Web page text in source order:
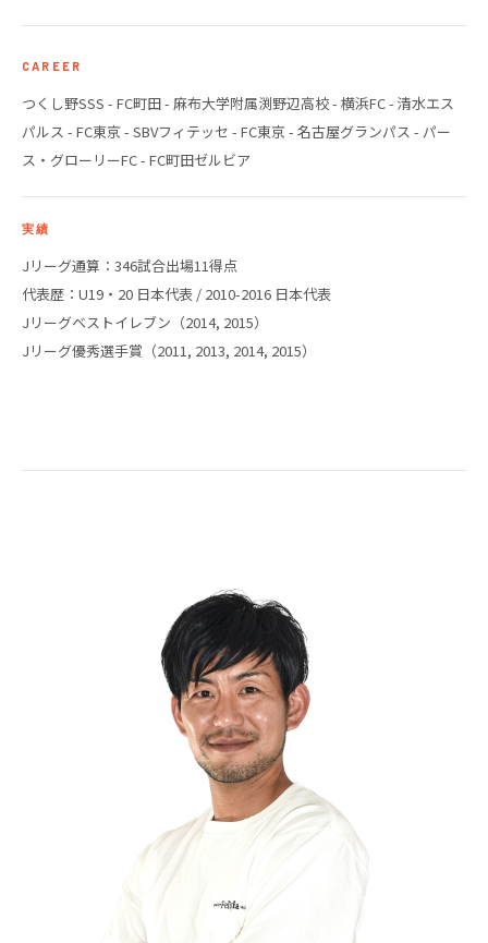
CAREER
つくし野SSS - FC町田 - 麻布大学附属渕野辺高校 - 横浜FC - 清水エス
パルス - FC東京 - SBVフィテッセ - FC東京 - 名古屋グランパス - パー
ス・グローリーFC - FC町田ゼルビア
実績
Jリーグ通算：346試合出場11得点
代表歴：U19・20 日本代表 / 2010-2016 日本代表
Jリーグベストイレブン（2014, 2015）
Jリーグ優秀選手賞（2011, 2013, 2014, 2015）